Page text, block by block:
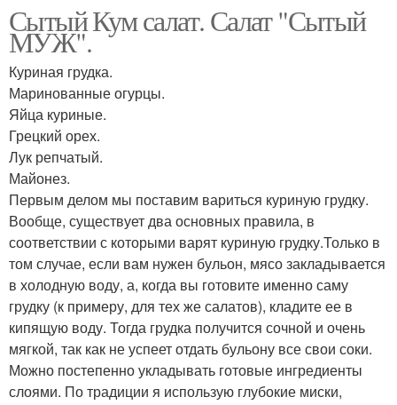
Сытый Кум салат. Салат "Сытый
МУЖ".
Куриная грудка.
Маринованные огурцы.
Яйца куриные.
Грецкий орех.
Лук репчатый.
Майонез.
Первым делом мы поставим вариться куриную грудку.
Вообще, существует два основных правила, в
соответствии с которыми варят куриную грудку.Только в
том случае, если вам нужен бульон, мясо закладывается
в холодную воду, а, когда вы готовите именно саму
грудку (к примеру, для тех же салатов), кладите ее в
кипящую воду. Тогда грудка получится сочной и очень
мягкой, так как не успеет отдать бульону все свои соки.
Можно постепенно укладывать готовые ингредиенты
слоями. По традиции я использую глубокие миски,